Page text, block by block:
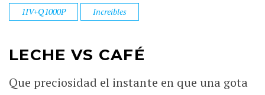
1IV+Q1000P Increibles
LECHE VS CAFÉ
Que preciosidad el instante en que una gota